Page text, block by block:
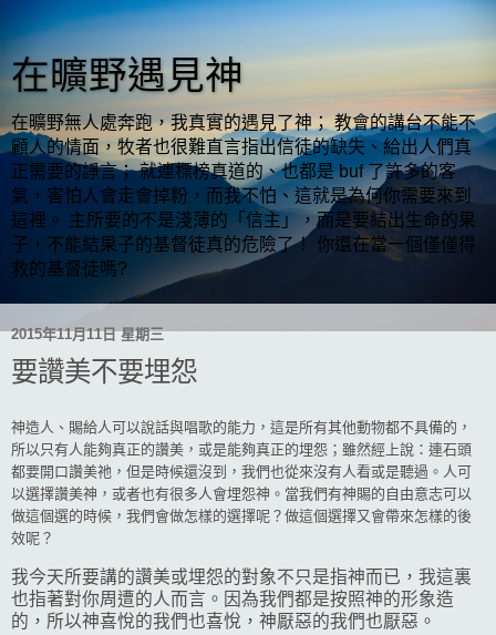
在曠野遇見神
在曠野無人處奔跑，我真實的遇見了神； 教會的講台不能不
顧人的情面，牧者也很難直言指出信徒的缺失、給出人們真
正需要的諍言； 就連標榜真道的、也都是 buf 了許多的客
氣，害怕人會走會掉粉，而我不怕、這就是為何你需要來到
這裡。 主所要的不是淺薄的「信主」，而是要結出生命的果
子，不能結果子的基督徒真的危險了！ 你還在當一個僅僅得
救的基督徒嗎?
2015年11月11日 星期三
要讚美不要埋怨
神造人、賜給人可以說話與唱歌的能力，這是所有其他動物都不具備的，
所以只有人能夠真正的讚美，或是能夠真正的埋怨；雖然經上說：連石頭
都要開口讚美祂，但是時候還沒到，我們也從來沒有人看或是聽過。人可
以選擇讚美神，或者也有很多人會埋怨神。當我們有神賜的自由意志可以
做這個選的時候，我們會做怎樣的選擇呢？做這個選擇又會帶來怎樣的後
效呢？
我今天所要講的讚美或埋怨的對象不只是指神而已，我這裏
也指著對你周遭的人而言。因為我們都是按照神的形象造
的，所以神喜悅的我們也喜悅，神厭惡的我們也厭惡。